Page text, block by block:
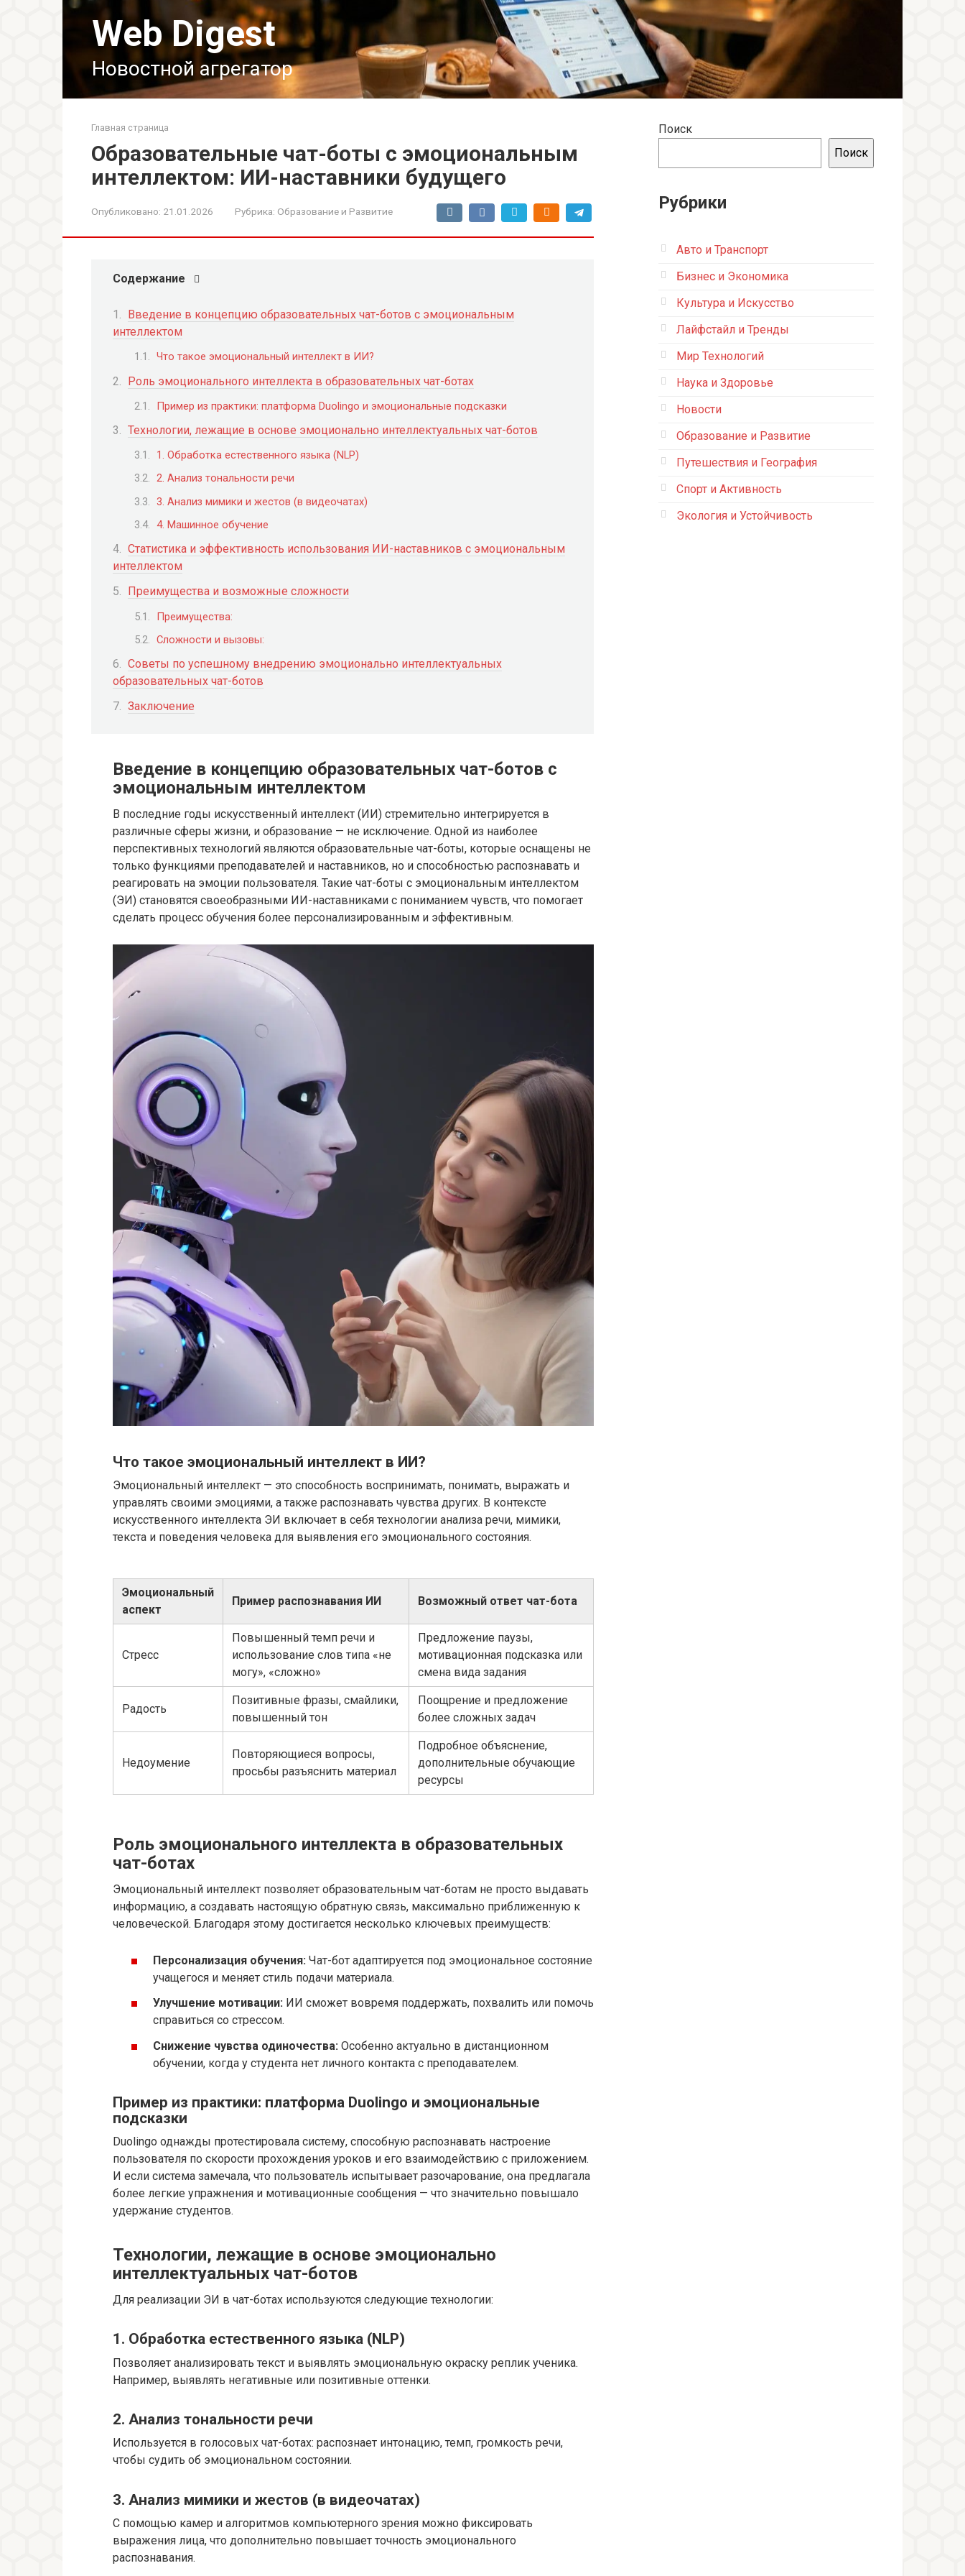
Web Digest
Новостной агрегатор
Главная страница
Образовательные чат-боты с эмоциональным
интеллектом: ИИ-наставники будущего
Опубликовано: 21.01.2026 Рубрика: Образование и Развитие
Содержание
Введение в концепцию образовательных чат-ботов с эмоциональным
интеллектом
Что такое эмоциональный интеллект в ИИ?
Роль эмоционального интеллекта в образовательных чат-ботах
Пример из практики: платформа Duolingo и эмоциональные подсказки
Технологии, лежащие в основе эмоционально интеллектуальных чат-ботов
1. Обработка естественного языка (NLP)
2. Анализ тональности речи
3. Анализ мимики и жестов (в видеочатах)
4. Машинное обучение
Статистика и эффективность использования ИИ-наставников с эмоциональным
интеллектом
Преимущества и возможные сложности
Преимущества:
Сложности и вызовы:
Советы по успешному внедрению эмоционально интеллектуальных
образовательных чат-ботов
Заключение
Введение в концепцию образовательных чат-ботов с
эмоциональным интеллектом
В последние годы искусственный интеллект (ИИ) стремительно интегрируется в
различные сферы жизни, и образование — не исключение. Одной из наиболее
перспективных технологий являются образовательные чат-боты, которые оснащены не
только функциями преподавателей и наставников, но и способностью распознавать и
реагировать на эмоции пользователя. Такие чат-боты с эмоциональным интеллектом
(ЭИ) становятся своеобразными ИИ-наставниками с пониманием чувств, что помогает
сделать процесс обучения более персонализированным и эффективным.
Что такое эмоциональный интеллект в ИИ?
Эмоциональный интеллект — это способность воспринимать, понимать, выражать и
управлять своими эмоциями, а также распознавать чувства других. В контексте
искусственного интеллекта ЭИ включает в себя технологии анализа речи, мимики,
текста и поведения человека для выявления его эмоционального состояния.
Эмоциональный
аспект
Пример распознавания ИИ Возможный ответ чат-бота
Стресс
Повышенный темп речи и
использование слов типа «не
могу», «сложно»
Предложение паузы,
мотивационная подсказка или
смена вида задания
Радость
Позитивные фразы, смайлики,
повышенный тон
Поощрение и предложение
более сложных задач
Недоумение
Повторяющиеся вопросы,
просьбы разъяснить материал
Подробное объяснение,
дополнительные обучающие
ресурсы
Роль эмоционального интеллекта в образовательных
чат-ботах
Эмоциональный интеллект позволяет образовательным чат-ботам не просто выдавать
информацию, а создавать настоящую обратную связь, максимально приближенную к
человеческой. Благодаря этому достигается несколько ключевых преимуществ:
Персонализация обучения: Чат-бот адаптируется под эмоциональное состояние
учащегося и меняет стиль подачи материала.
Улучшение мотивации: ИИ сможет вовремя поддержать, похвалить или помочь
справиться со стрессом.
Снижение чувства одиночества: Особенно актуально в дистанционном
обучении, когда у студента нет личного контакта с преподавателем.
Пример из практики: платформа Duolingo и эмоциональные
подсказки
Duolingo однажды протестировала систему, способную распознавать настроение
пользователя по скорости прохождения уроков и его взаимодействию с приложением.
И если система замечала, что пользователь испытывает разочарование, она предлагала
более легкие упражнения и мотивационные сообщения — что значительно повышало
удержание студентов.
Технологии, лежащие в основе эмоционально
интеллектуальных чат-ботов
Для реализации ЭИ в чат-ботах используются следующие технологии:
1. Обработка естественного языка (NLP)
Позволяет анализировать текст и выявлять эмоциональную окраску реплик ученика.
Например, выявлять негативные или позитивные оттенки.
2. Анализ тональности речи
Используется в голосовых чат-ботах: распознает интонацию, темп, громкость речи,
чтобы судить об эмоциональном состоянии.
3. Анализ мимики и жестов (в видеочатах)
С помощью камер и алгоритмов компьютерного зрения можно фиксировать
выражения лица, что дополнительно повышает точность эмоционального
распознавания.
Поиск
Поиск
Рубрики
Авто и Транспорт
Бизнес и Экономика
Культура и Искусство
Лайфстайл и Тренды
Мир Технологий
Наука и Здоровье
Новости
Образование и Развитие
Путешествия и География
Спорт и Активность
Экология и Устойчивость